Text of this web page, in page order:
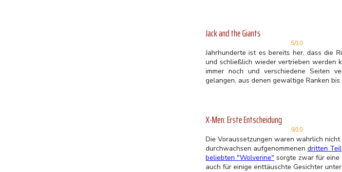
Jack and the Giants
5/10
Jahrhunderte ist es bereits her, dass die
und schließlich wieder vertrieben werden
immer noch und verschiedene Seiten
gelangen, aus denen gewaltige Ranken
X-Men: Erste Entscheidung
9/10
Die Voraussetzungen waren wahrlich
durchwachsen aufgenommenen dritten Teil
beliebten "Wolverine" sorgte zwar für eine
auch für einige enttäuschte Gesichter unter